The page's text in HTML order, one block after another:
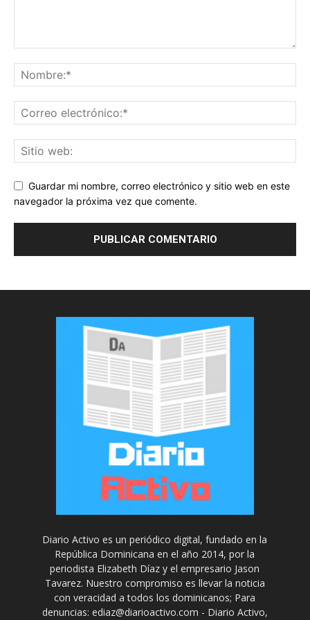
Guardar mi nombre, correo electrónico y sitio web en este
navegador la próxima vez que comente.
Diario Activo es un periódico digital, fundado en la
República Dominicana en el año 2014, por la
periodista Elizabeth Díaz y el empresario Jason
Tavarez. Nuestro compromiso es llevar la noticia
con veracidad a todos los dominicanos; Para
denuncias: ediaz@diarioactivo.com - Diario Activo,